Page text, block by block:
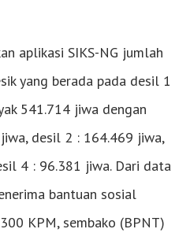
aplikasi SIKS-NG jumlah
yang berada pada desil 1
541.714 jiwa dengan
desil 2 : 164.469 jiwa,
4 : 96.381 jiwa. Dari data
bantuan sosial
KPM, sembako (BPNT)